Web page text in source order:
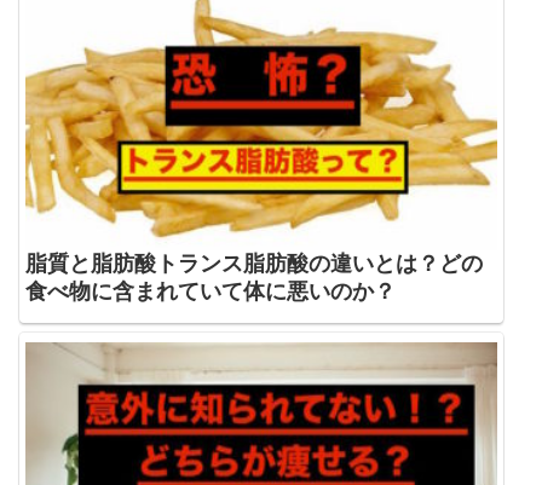
脂質と脂肪酸トランス脂肪酸の違いとは？どの
食べ物に含まれていて体に悪いのか？